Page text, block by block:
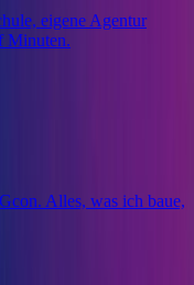
eigene Agentur
Minuten.
Alles, was ich baue,